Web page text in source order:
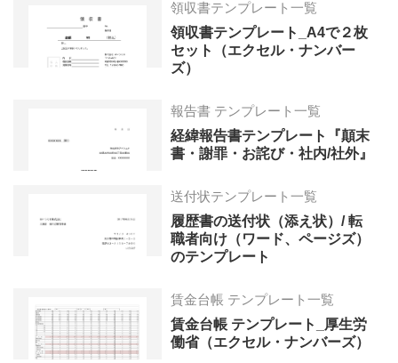
領収書テンプレート一覧
領収書テンプレート_A4で２枚
セット（エクセル・ナンバー
ズ）
報告書 テンプレート一覧
経緯報告書テンプレート『顛末
書・謝罪・お詫び・社内/社外』
送付状テンプレート一覧
履歴書の送付状（添え状）/ 転
職者向け（ワード、ページズ）
のテンプレート
賃金台帳 テンプレート一覧
賃金台帳 テンプレート_厚生労
働省（エクセル・ナンバーズ）